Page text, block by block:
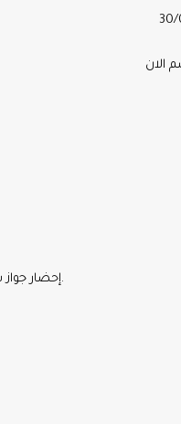
الان
1 – إحضار جواز سفر أو بطاقة هوية سارية المفعول لمدة 6 أشهر على الأقل.